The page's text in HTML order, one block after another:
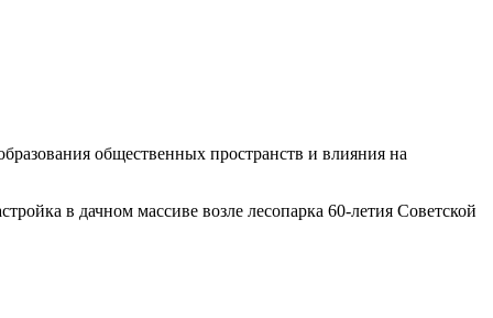
общественных пространств и влияния на
в дачном массиве возле лесопарка 60-летия Советской